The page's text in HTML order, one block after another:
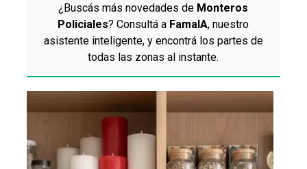
¿Buscás más novedades de Monteros
Policiales? Consultá a FamaIA, nuestro
asistente inteligente, y encontrá los partes de
todas las zonas al instante.